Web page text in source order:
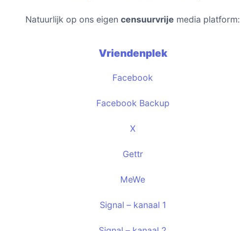
Natuurlijk op ons eigencensuurvrije media platform:
Vriendenplek
Facebook
Facebook Backup
X
Gettr
MeWe
Signal – kanaal 1